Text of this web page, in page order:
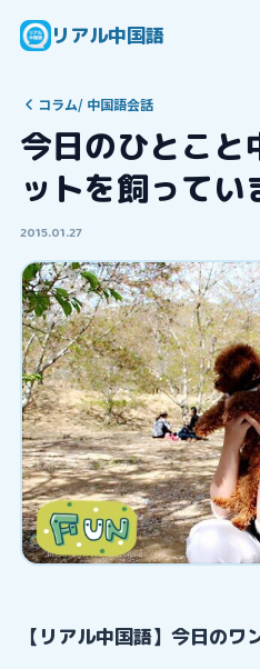
リアル中国語
コラム/ 中国語会話
今日のひとこと
ットを飼ってい
2015.01.27
【リアル中国語】今日のワ